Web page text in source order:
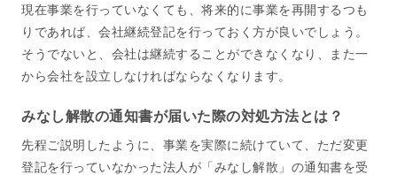
現在事業を行っていなくても、将来的に事業を再開するつも
りであれば、会社継続登記を行っておく方が良いでしょう。
そうでないと、会社は継続することができなくなり、また一
から会社を設立しなければならなくなります。
みなし解散の通知書が届いた際の対処方法とは？
先程ご説明したように、事業を実際に続けていて、ただ変更
登記を行っていなかった法人が「みなし解散」の通知書を受